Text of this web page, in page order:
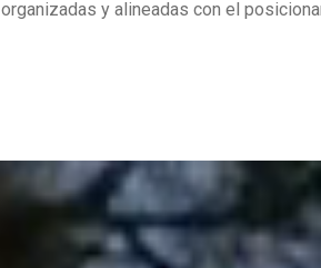
organizadas y alineadas con el